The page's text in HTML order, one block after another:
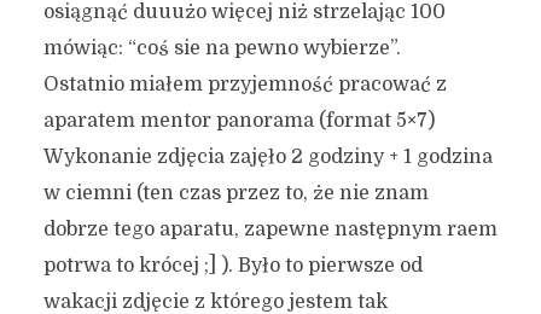
osiągnąć duuużo więcej niż strzelając 100
mówiąc: “coś sie na pewno wybierze”.
Ostatnio miałem przyjemność pracować z
aparatem mentor panorama (format 5×7)
Wykonanie zdjęcia zajęło 2 godziny + 1 godzina
w ciemni (ten czas przez to, że nie znam
dobrze tego aparatu, zapewne następnym raem
potrwa to krócej ;] ). Było to pierwsze od
wakacji zdjęcie z którego jestem tak